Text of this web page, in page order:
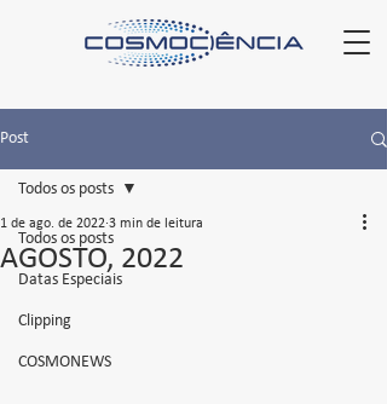
Post
Todos os posts
Datas Especiais
Clipping
COSMONEWS
Todos os posts
AGOSTO, 2022
1 de ago. de 2022 3 min de leitura